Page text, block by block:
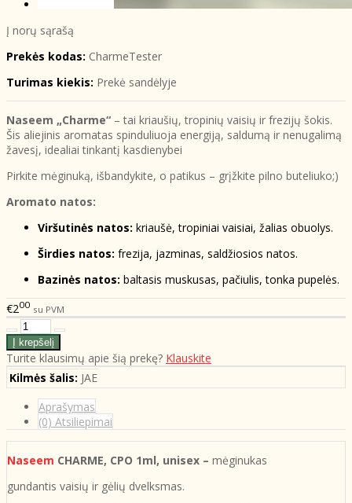
Į norų sąrašą
Prekės kodas: CharmeTester
Turimas kiekis: Prekė sandėlyje
Naseem „Charme“ – tai kriaušių, tropinių vaisių ir frezijų šokis.
Šis aliejinis aromatas spinduliuoja energiją, saldumą ir nenugalimą
žavesį, idealiai tinkantį kasdienybei
Pirkite mėginuką, išbandykite, o patikus – grįžkite pilno buteliuko;)
Aromato natos:
Viršutinės natos: kriaušė, tropiniai vaisiai, žalias obuolys.
Širdies natos: frezija, jazminas, saldžiosios natos.
Bazinės natos: baltasis muskusas, pačiulis, tonka pupelės.
€200 su PVM
Turite klausimų apie šią prekę? Klauskite
Kilmės šalis: JAE
Aprašymas
(0) Atsiliepimai
Naseem CHARME, CPO 1ml, unisex – mėginukas
gundantis vaisių ir gėlių dvelksmas.